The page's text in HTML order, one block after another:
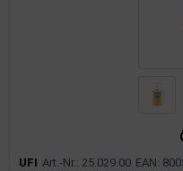
UFI Art.-Nr.: 25.029.00 EAN: